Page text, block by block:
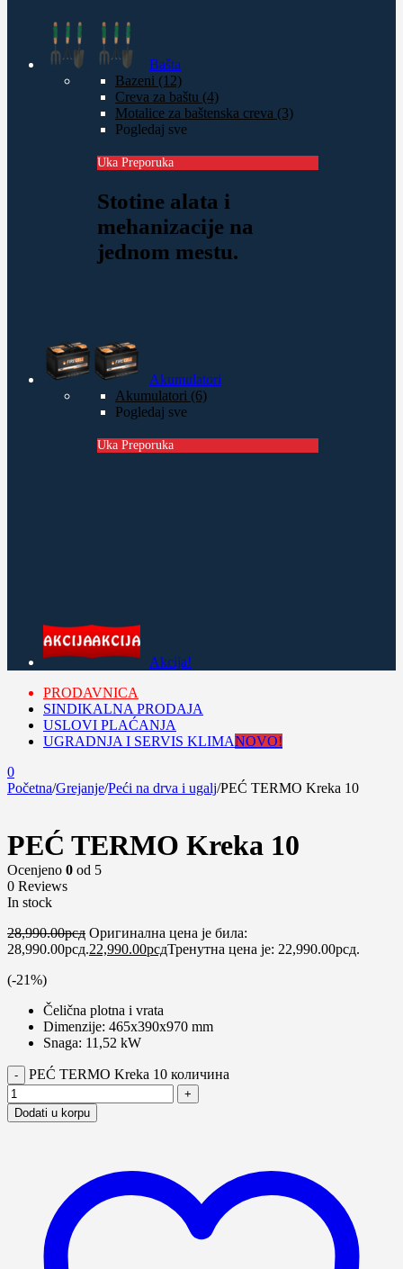
Bašta
Bazeni (12)
Creva za baštu (4)
Motalice za baštenska creva (3)
Pogledaj sve
Uka Preporuka
Stotine alata i
mehanizacije na
jednom mestu.
Akumulatori
Akumulatori (6)
Pogledaj sve
Uka Preporuka
Akcija!
PRODAVNICA
SINDIKALNA PRODAJA
USLOVI PLAĆANJA
UGRADNJA I SERVIS KLIMANOVO!
0
Početna/Grejanje/Peći na drva i ugalj/PEĆ TERMO Kreka 10
PEĆ TERMO Kreka 10
Ocenjeno 0 od 5
0 Reviews
In stock
28,990.00рсд Оригинална цена је била:
28,990.00рсд.22,990.00рсдТренутна цена је: 22,990.00рсд.
(-21%)
Čelična plotna i vrata
Dimenzije: 465x390x970 mm
Snaga: 11,52 kW
PEĆ TERMO Kreka 10 количина
Dodati u korpu